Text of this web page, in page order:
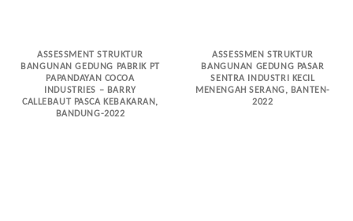
ASSESSMENT STRUKTUR
BANGUNAN GEDUNG PABRIK PT
PAPANDAYAN COCOA
INDUSTRIES – BARRY
CALLEBAUT PASCA KEBAKARAN,
BANDUNG-2022
ASSESSMEN STRUKTUR
BANGUNAN GEDUNG PASAR
SENTRA INDUSTRI KECIL
MENENGAH SERANG, BANTEN-
2022